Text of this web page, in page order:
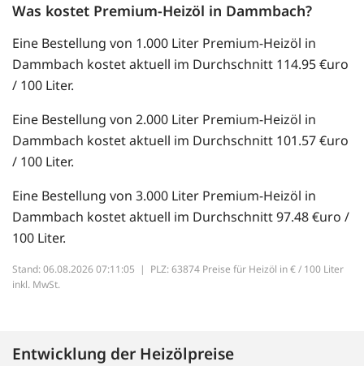
Was kostet Premium-Heizöl in Dammbach?
Eine Bestellung von 1.000 Liter Premium-Heizöl in
Dammbach kostet aktuell im Durchschnitt 114.95 €uro
/ 100 Liter.
Eine Bestellung von 2.000 Liter Premium-Heizöl in
Dammbach kostet aktuell im Durchschnitt 101.57 €uro
/ 100 Liter.
Eine Bestellung von 3.000 Liter Premium-Heizöl in
Dammbach kostet aktuell im Durchschnitt 97.48 €uro /
100 Liter.
Stand: 06.08.2026 07:11:05 | PLZ: 63874 Preise für Heizöl in € / 100 Liter
inkl. MwSt.
Entwicklung der Heizölpreise